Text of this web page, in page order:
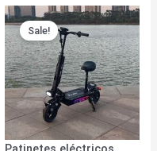
Sale!